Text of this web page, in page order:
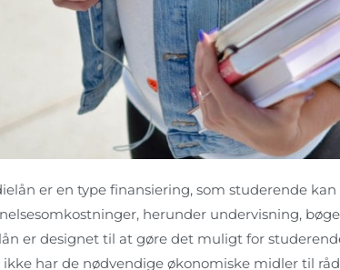
er en type finansiering, som studerende
herunder undervisning,
er designet til at gøre det muligt for
ikke har de nødvendige økonomiske midler til